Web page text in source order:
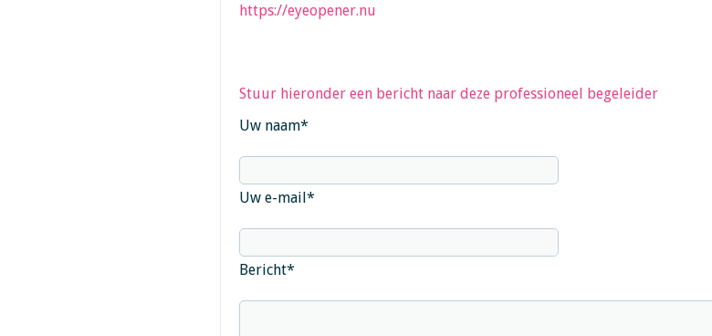
https://eyeopener.nu
Stuur hieronder een bericht naar deze professioneel begeleider
Uw naam*
Uw e-mail*
Bericht*